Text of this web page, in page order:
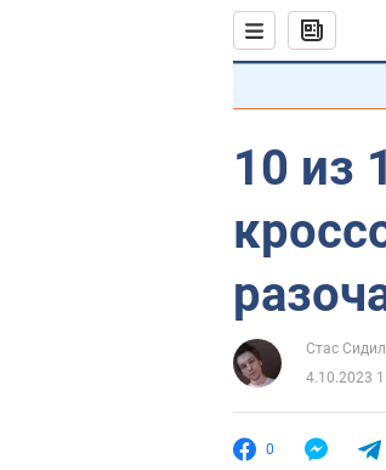
10 из
Стас
4.10.2023
0